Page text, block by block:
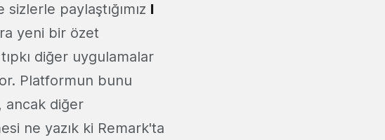
paylaştığımız I
yeni bir özet
diğer uygulamalar
Platformun bunu
ancak diğer
ne yazık ki Remark'ta